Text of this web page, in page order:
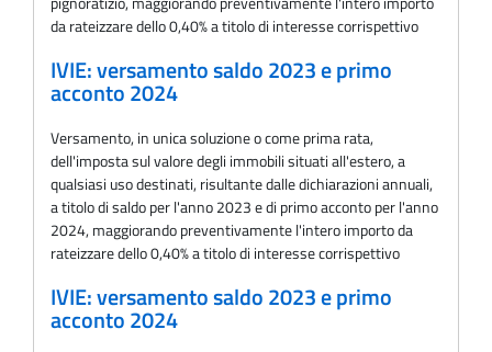
da rateizzare dello 0,40% a titolo di interesse corrispettivo
IVIE: versamento saldo 2023 e primo
acconto 2024
Versamento, in unica soluzione o come prima rata,
dell'imposta sul valore degli immobili situati all'estero, a
qualsiasi uso destinati, risultante dalle dichiarazioni annuali,
a titolo di saldo per l'anno 2023 e di primo acconto per l'anno
2024, maggiorando preventivamente l'intero importo da
rateizzare dello 0,40% a titolo di interesse corrispettivo
IVIE: versamento saldo 2023 e primo
acconto 2024